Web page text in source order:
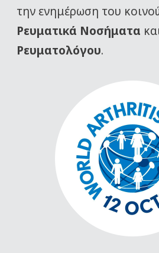
την ενημέρωση του
Ρευματικά Νοσήματα
Ρευματολόγου.